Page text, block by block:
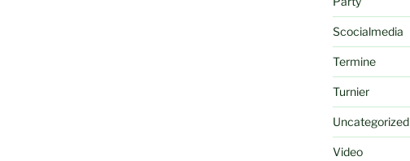
Scocialmedia
Termine
Turnier
Uncategorized
Video